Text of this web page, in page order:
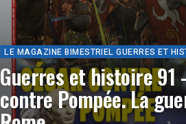
LE MAGAZINE BIMESTRIEL GUERRES ET
Guerres et histoire 91
contre Pompée. La